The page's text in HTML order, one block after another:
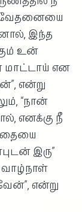
இந்த
உன்
மாட்டாய் என
என்று
“நான்
எனக்கு நீ
இரு”
என்று